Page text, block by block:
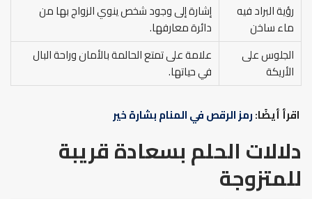
رؤية البراد فيه
ماء ساخن
إشارة إلى وجود شخص ينوي الزواج بها من
دائرة معارفها.
الجلوس على
الأريكة
علامة على تمتع الحالمة بالأمان وراحة البال
في حياتها.
اقرأ أيضًا:رمز الرقص في المنام بشارة خير
دلالات الحلم بسعادة قريبة
للمتزوجة